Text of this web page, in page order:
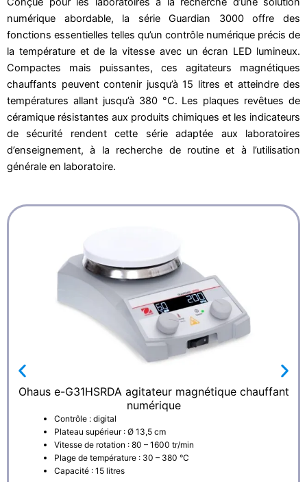
numérique abordable, la série Guardian 3000 offre des
fonctions essentielles telles qu’un contrôle numérique précis de
la température et de la vitesse avec un écran LED lumineux.
Compactes mais puissantes, ces agitateurs magnétiques
chauffants peuvent contenir jusqu’à 15 litres et atteindre des
températures allant jusqu’à 380 °C. Les plaques revêtues de
céramique résistantes aux produits chimiques et les indicateurs
de sécurité rendent cette série adaptée aux laboratoires
d’enseignement, à la recherche de routine et à l’utilisation
générale en laboratoire.
Ohaus e-G31HSRDA agitateur magnétique chauffant
numérique
Contrôle : digital
Plateau supérieur : Ø 13,5 cm
Vitesse de rotation : 80 – 1600 tr/min
Plage de température : 30 – 380 °C
Capacité : 15 litres